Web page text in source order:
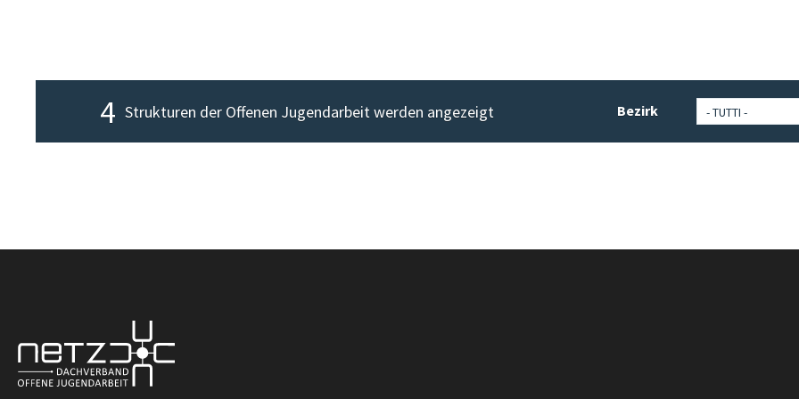
4 Strukturen der Offenen Jugendarbeit werden angezeigt Bezirk